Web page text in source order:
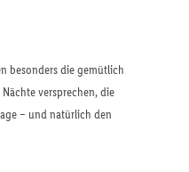
besonders die gemütlich
versprechen, die
– und natürlich den